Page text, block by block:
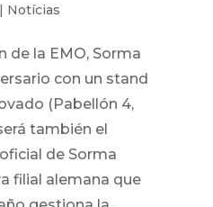
| Notícias
de la EMO, Sorma
con un stand
(Pabellón 4,
también el
de Sorma
filial alemana que